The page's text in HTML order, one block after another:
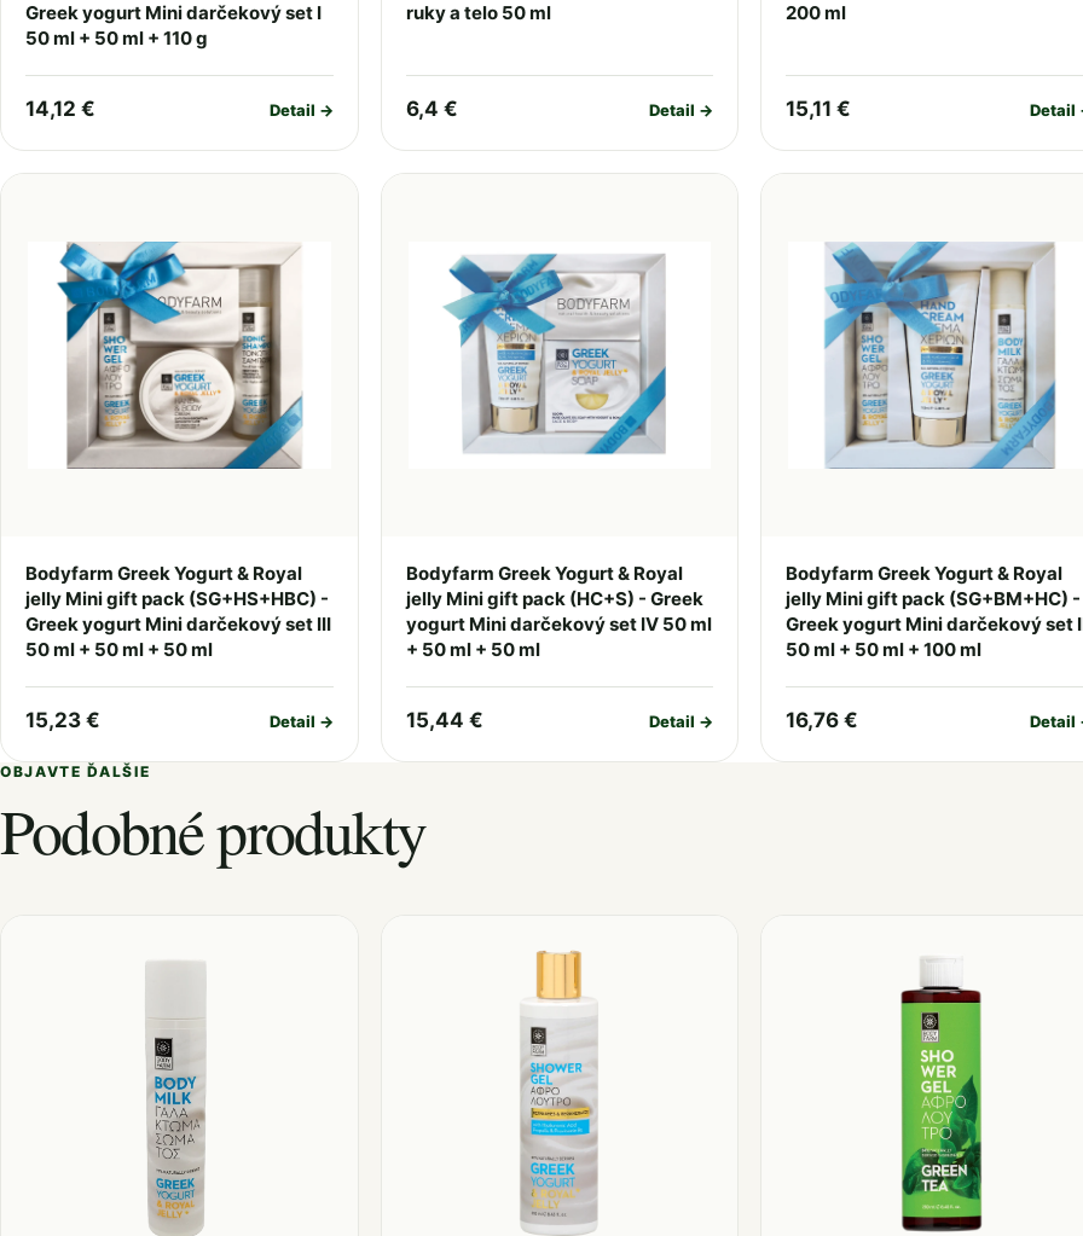
Greek yogurt Mini darčekový set I
50 ml + 50 ml + 110 g
14,12 € Detail →
ruky a telo 50 ml
6,4 € Detail →
200 ml
15,11 € Detail
Bodyfarm Greek Yogurt & Royal
jelly Mini gift pack (SG+HS+HBC) -
Greek yogurt Mini darčekový set III
50 ml + 50 ml + 50 ml
15,23 € Detail →
Bodyfarm Greek Yogurt & Royal
jelly Mini gift pack (HC+S) - Greek
yogurt Mini darčekový set IV 50 ml
+ 50 ml + 50 ml
15,44 € Detail →
Bodyfarm Greek Yogurt & Royal
jelly Mini gift pack (SG+BM+HC) -
Greek yogurt Mini darčekový set
50 ml + 50 ml + 100 ml
16,76 € Detail
OBJAVTE ĎALŠIE
Podobné produkty